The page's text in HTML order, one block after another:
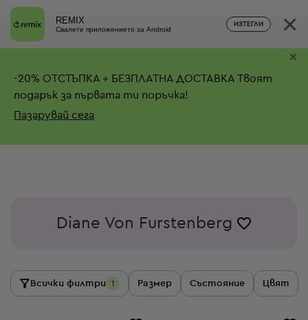
REMIX
Свалете приложението за Android
ИЗТЕГЛИ ×
-20% ОТСТЪПКА + БЕЗПЛАТНА ДОСТАВКА Твоят
подарък за първата ти поръчка!
Пазарувай сега
×
Diane Von Furstenberg
Всички филтри 1 Размер Състояние Цвят